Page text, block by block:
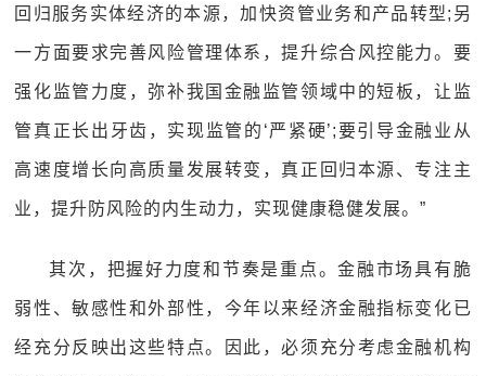
回归服务实体经济的本源，加快资管业务和产品转型;另
一方面要求完善风险管理体系，提升综合风控能力。要
强化监管力度，弥补我国金融监管领域中的短板，让监
管真正长出牙齿，实现监管的‘严紧硬’;要引导金融业从
高速度增长向高质量发展转变，真正回归本源、专注主
业，提升防风险的内生动力，实现健康稳健发展。”
其次，把握好力度和节奏是重点。金融市场具有脆
弱性、敏感性和外部性，今年以来经济金融指标变化已
经充分反映出这些特点。因此，必须充分考虑金融机构